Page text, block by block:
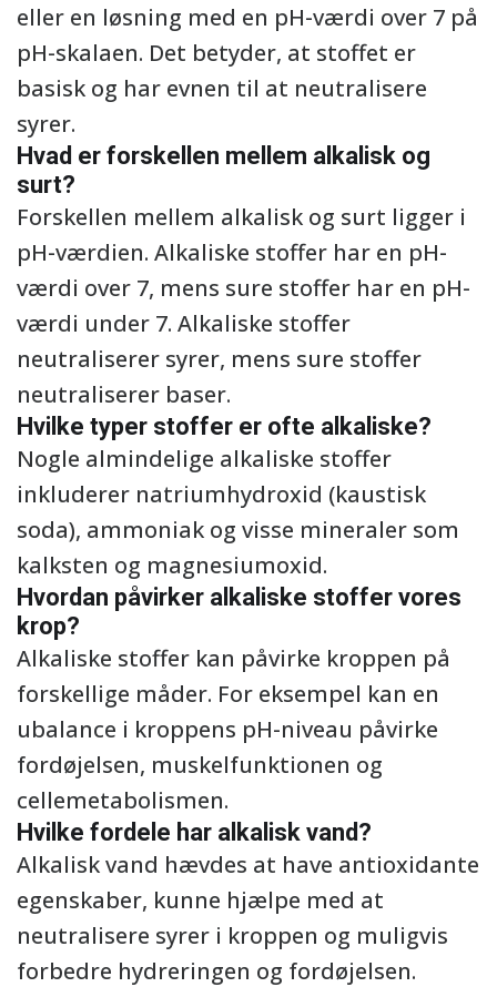
eller en løsning med en pH-værdi over 7 på
pH-skalaen. Det betyder, at stoffet er
basisk og har evnen til at neutralisere
syrer.
Hvad er forskellen mellem alkalisk og
surt?
Forskellen mellem alkalisk og surt ligger i
pH-værdien. Alkaliske stoffer har en pH-
værdi over 7, mens sure stoffer har en pH-
værdi under 7. Alkaliske stoffer
neutraliserer syrer, mens sure stoffer
neutraliserer baser.
Hvilke typer stoffer er ofte alkaliske?
Nogle almindelige alkaliske stoffer
inkluderer natriumhydroxid (kaustisk
soda), ammoniak og visse mineraler som
kalksten og magnesiumoxid.
Hvordan påvirker alkaliske stoffer vores
krop?
Alkaliske stoffer kan påvirke kroppen på
forskellige måder. For eksempel kan en
ubalance i kroppens pH-niveau påvirke
fordøjelsen, muskelfunktionen og
cellemetabolismen.
Hvilke fordele har alkalisk vand?
Alkalisk vand hævdes at have antioxidante
egenskaber, kunne hjælpe med at
neutralisere syrer i kroppen og muligvis
forbedre hydreringen og fordøjelsen.